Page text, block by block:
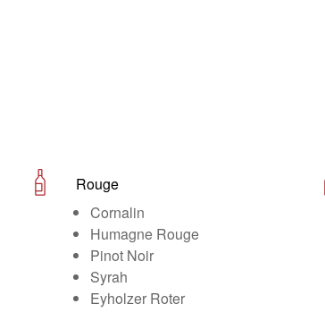
Rouge
Cornalin
Humagne Rouge
Pinot Noir
Syrah
Eyholzer Roter